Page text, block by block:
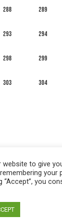
288 289
293 294
298 299
303 304
Français
website to give
your
“Accept”, you